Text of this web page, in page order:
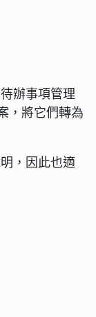
辦事項管理
，將它們轉為
，因此也適